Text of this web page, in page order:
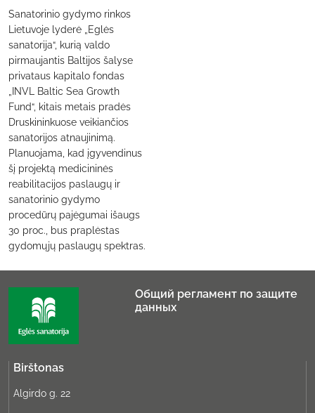
Sanatorinio gydymo rinkos
Lietuvoje lyderė „Eglės
sanatorija“, kurią valdo
pirmaujantis Baltijos šalyse
privataus kapitalo fondas
„INVL Baltic Sea Growth
Fund“, kitais metais pradės
Druskininkuose veikiančios
sanatorijos atnaujinimą.
Planuojama, kad įgyvendinus
šį projektą medicininės
reabilitacijos paslaugų ir
sanatorinio gydymo
procedūrų pajėgumai išaugs
30 proc., bus praplėstas
gydomųjų paslaugų spektras.
Общий регламент по защите
данных
Birštonas
Algirdo g. 22